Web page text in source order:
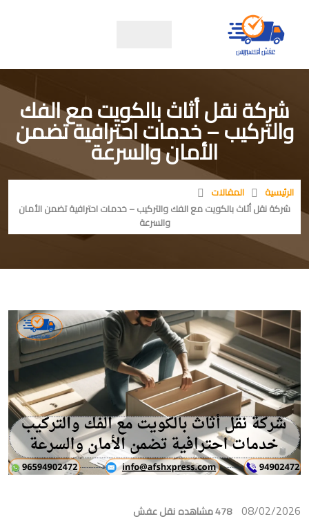
شركة نقل أثاث بالكويت مع الفك
والتركيب – خدمات احترافية تضمن
الأمان والسرعة
الرئيسية
المقالات
شركة نقل أثاث بالكويت مع الفك والتركيب – خدمات احترافية تضمن الأمان
والسرعة
08/02/2026 478 مشاهده نقل عفش